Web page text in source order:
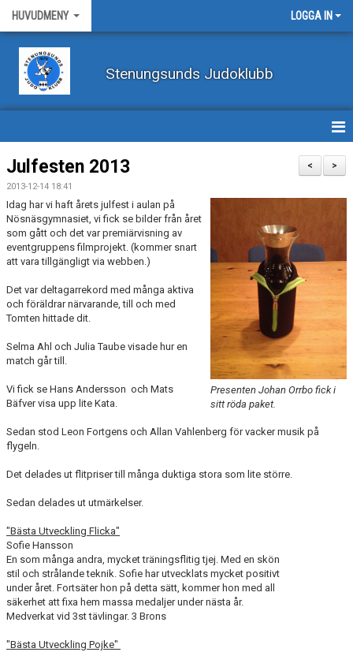
HUVUDMENY LOGGA IN
Stenungsunds Judoklubb
HEM
FÖRBUNDSNYHETER
BILDER
BÖRJA TRÄNA JUDO
BLI MEDLEM
>
<
Julfesten 2013
2013-12-14 18:41
Presenten Johan Orrbo fick i
sitt röda paket.
Idag har vi haft årets julfest i aulan på
Nösnäsgymnasiet, vi fick se bilder från året
som gått och det var premiärvisning av
eventgruppens filmprojekt. (kommer snart
att vara tillgängligt via webben.)
Det var deltagarrekord med många aktiva
och föräldrar närvarande, till och med
Tomten hittade dit.
Selma Ahl och Julia Taube visade hur en
match går till.
Vi fick se Hans Andersson och Mats
Bäfver visa upp lite Kata.
Sedan stod Leon Fortgens och Allan Vahlenberg för vacker musik på
flygeln.
Det delades ut flitpriser till många duktiga stora som lite större.
Sedan delades ut utmärkelser.
"Bästa Utveckling Flicka"
Sofie Hansson
En som många andra, mycket träningsflitig tjej. Med en skön
stil och strålande teknik. Sofie har utvecklats mycket positivt
under året. Fortsäter hon på detta sätt, kommer hon med all
säkerhet att fixa hem massa medaljer under nästa år.
Medverkat vid 3st tävlingar. 3 Brons
"Bästa Utveckling Pojke"